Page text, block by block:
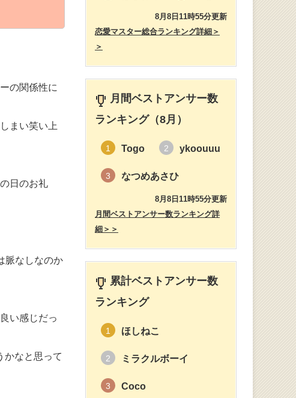
の関係性に
まい笑い上
日のお礼
脈なしなのか
い感じだっ
かなと思って
8月8日11時55分更新
恋愛マスター総合ランキング詳細＞
＞
月間ベストアンサー数
ランキング（8月）
1 Togo 2 ykoouuu
3 なつめあさひ
8月8日11時55分更新
月間ベストアンサー数ランキング詳
細＞＞
累計ベストアンサー数
ランキング
1 ほしねこ
2 ミラクルボーイ
3 Coco